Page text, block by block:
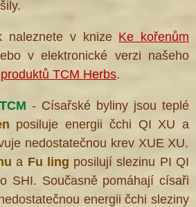
naleznete v knize Ke kořenům
v elektronické verzi našeho
TCM Herbs.
- Císařské byliny jsou teplé
posiluje energii čchi QI XU a
nedostatečnou krev XUE XU.
a Fu ling posilují slezinu PI QI
SHI. Současně pomáhají císaři
energii čchi sleziny